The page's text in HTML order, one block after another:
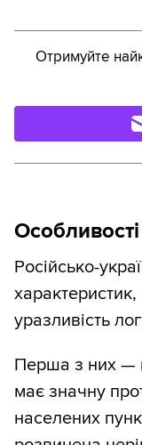
Отримуйте
Російсько-
характеристик,
уразливість
Перша з них —
має значну
населених